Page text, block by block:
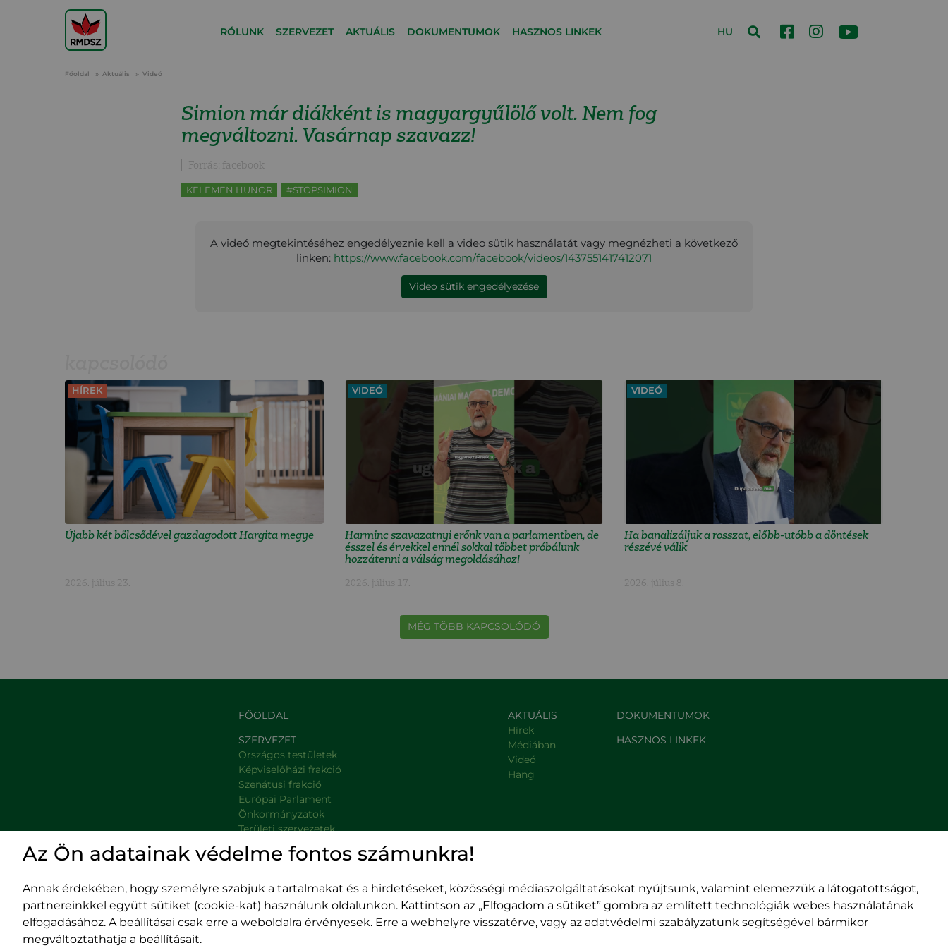
RÓLUNK SZERVEZET AKTUÁLIS DOKUMENTUMOK HASZNOS LINKEK HU
Főoldal Aktuális Videó
Simion már diákként is magyargyűlölő volt. Nem fog
megváltozni. Vasárnap szavazz!
Forrás: facebook
KELEMEN HUNOR #STOPSIMION
A videó megtekintéséhez engedélyeznie kell a video sütik használatát vagy megnézheti a következő
linken: https://www.facebook.com/facebook/videos/1437551417412071
Video sütik engedélyezése
HÍREK
Újabb két bölcsődével gazdagodott Hargita megye
2026. július 23.
VIDEÓ
Harminc szavazatnyi erőnk van a parlamentben, de
ésszel és érvekkel ennél sokkal többet próbálunk
hozzátenni a válság megoldásához!
2026. július 17.
VIDEÓ
Ha banalizáljuk a rosszat, előbb-utóbb a döntések
részévé válik
2026. július 8.
MÉG TÖBB KAPCSOLÓDÓ
FŐOLDAL
SZERVEZET
Országos testületek
Képviselőházi frakció
Szenátusi frakció
Európai Parlament
Önkormányzatok
Területi szervezetek
Minisztériumok, kormányzati intézmények
Platformok
AKTUÁLIS
Hírek
Médiában
Videó
Hang
DOKUMENTUMOK
HASZNOS LINKEK
Az Ön adatainak védelme fontos számunkra!
Annak érdekében, hogy személyre szabjuk a tartalmakat és a hirdetéseket, közösségi médiaszolgáltatásokat nyújtsunk, valamint elemezzük a látogatottságot,
partnereinkkel együtt sütiket (cookie-kat) használunk oldalunkon. Kattintson az „Elfogadom a sütiket” gombra az említett technológiák webes használatának
elfogadásához. A beállításai csak erre a weboldalra érvényesek. Erre a webhelyre visszatérve, vagy az adatvédelmi szabályzatunk segítségével bármikor
megváltoztathatja a beállításait.